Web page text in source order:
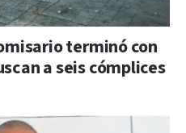
terminó con
a seis cómplices